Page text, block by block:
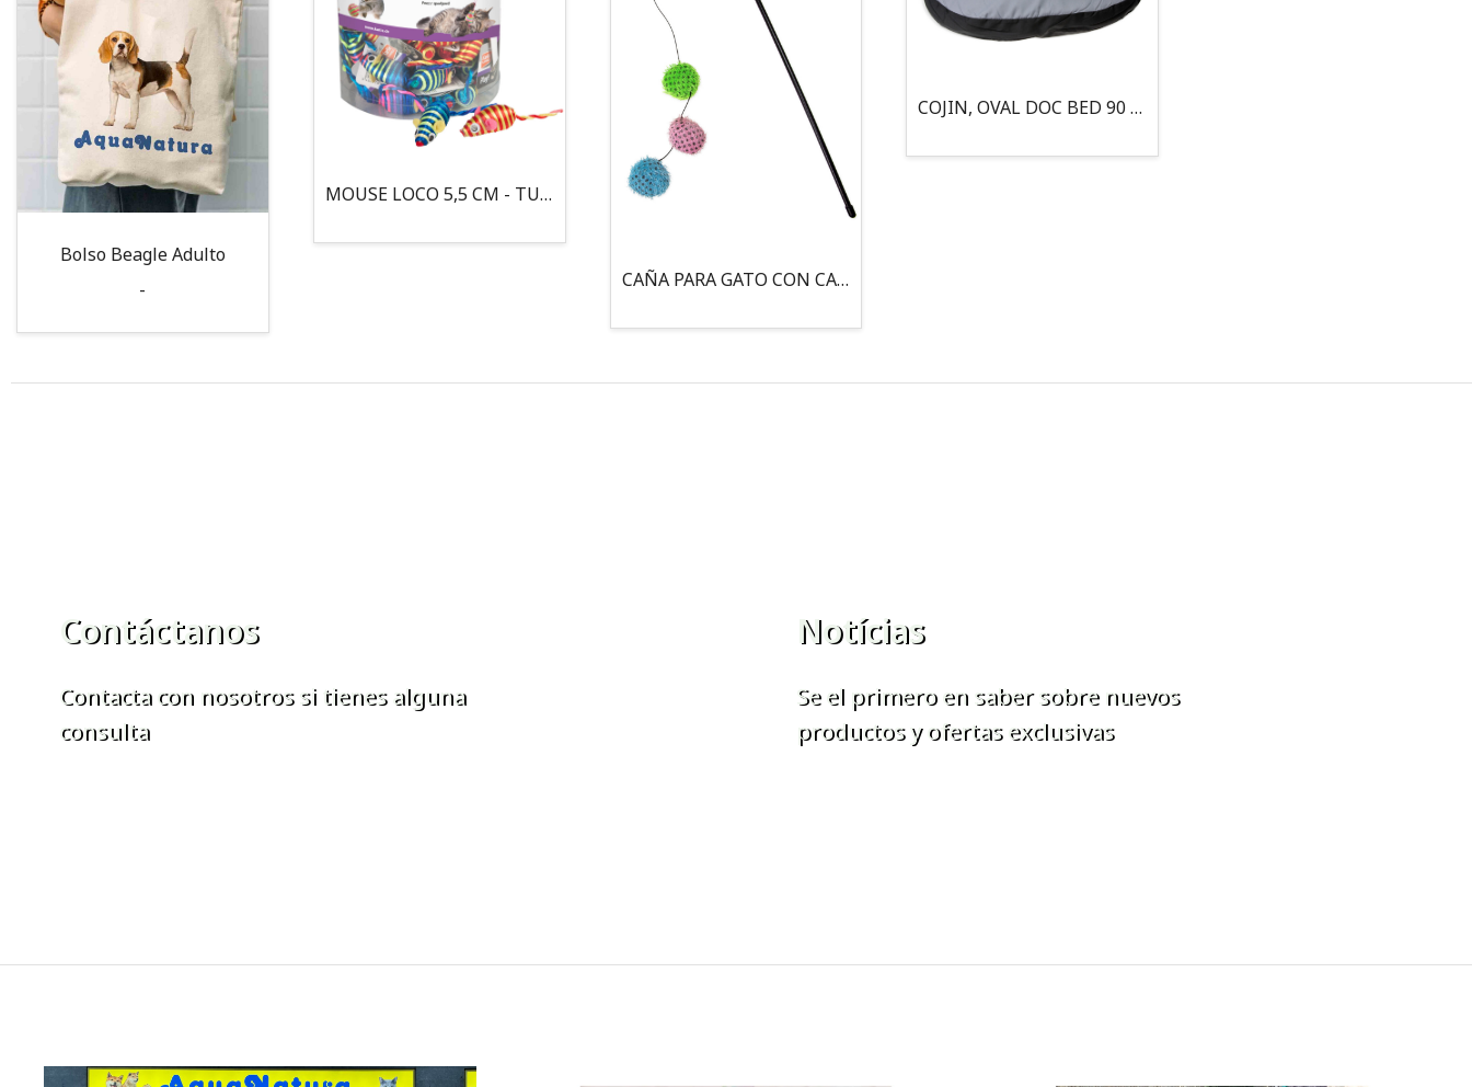
Bolso Beagle Adulto
-
MOUSE LOCO 5,5 CM - TUBO
CAÑA PARA GATO CON CASCABEL, 3 PELOTAS CON CATNIP
COJIN, OVAL DOC BED 90 X 66 X 10CM GRIS/NEGRO, 95°
Contáctanos
Contacta con nosotros si tienes alguna
consulta
Notícias
Se el primero en saber sobre nuevos
productos y ofertas exclusivas